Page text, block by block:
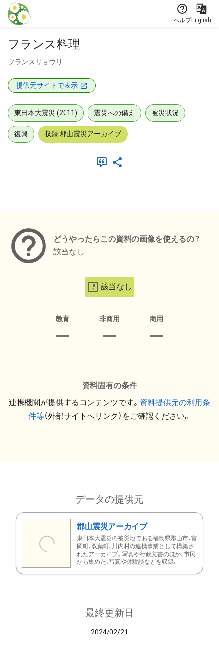
本文に飛ぶ
ヘルプEnglish
フランス料理
フランスリョウリ
提供元サイトで表示
東日本大震災 (2011) 震災への備え 被災状況
復興 収録:郡山震災アーカイブ
どうやったらこの資料の画像を使えるの？
該当なし
該当なし
教育 非商用 商用
資料固有の条件
連携機関が提供するコンテンツです。 資料提供元の利用条
件等（外部サイトへリンク）をご確認ください。
データの提供元
郡山震災アーカイブ
東日本大震災の被災地である福島県郡山市、富
岡町、双葉町、川内村の連携事業として構築さ
れたアーカイブ。写真や行政文書のほか、市民
から集めた、写真や体験談などを収録。
最終更新日
2024/02/21